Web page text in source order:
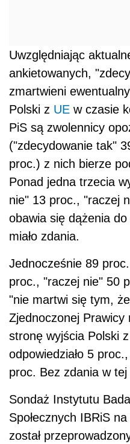
obawia się dążenia do
miało zdania.
Jednocześnie 89
proc., "raczej nie" 50
"nie martwi się tym,
Zjednoczonej Prawicy
stronę wyjścia Polski z
odpowiedziało 5
proc. Bez zdania w
SondażInstytutu
został
października 2023 r.
ogólnopolskiej próbie